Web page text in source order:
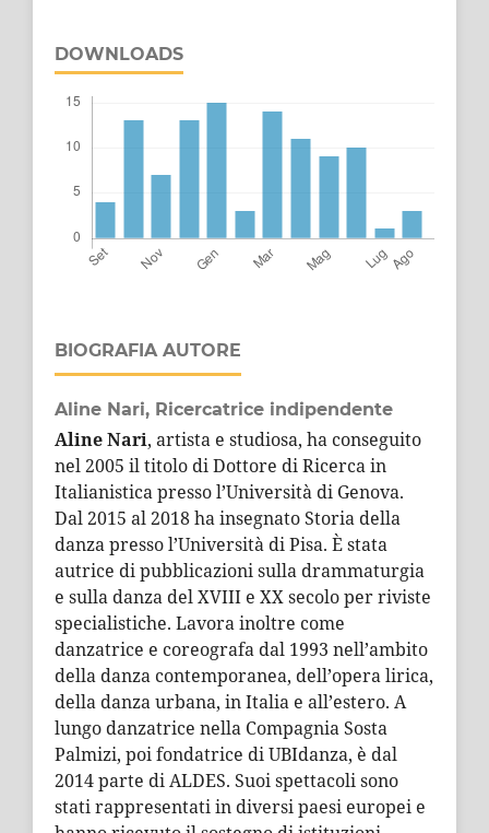
DOWNLOADS
BIOGRAFIA AUTORE
Aline Nari, Ricercatrice indipendente
Aline Nari, artista e studiosa, ha conseguito
nel 2005 il titolo di Dottore di Ricerca in
Italianistica presso l’Università di Genova.
Dal 2015 al 2018 ha insegnato Storia della
danza presso l’Università di Pisa. È stata
autrice di pubblicazioni sulla drammaturgia
e sulla danza del XVIII e XX secolo per riviste
specialistiche. Lavora inoltre come
danzatrice e coreografa dal 1993 nell’ambito
della danza contemporanea, dell’opera lirica,
della danza urbana, in Italia e all’estero. A
lungo danzatrice nella Compagnia Sosta
Palmizi, poi fondatrice di UBIdanza, è dal
2014 parte di ALDES. Suoi spettacoli sono
stati rappresentati in diversi paesi europei e